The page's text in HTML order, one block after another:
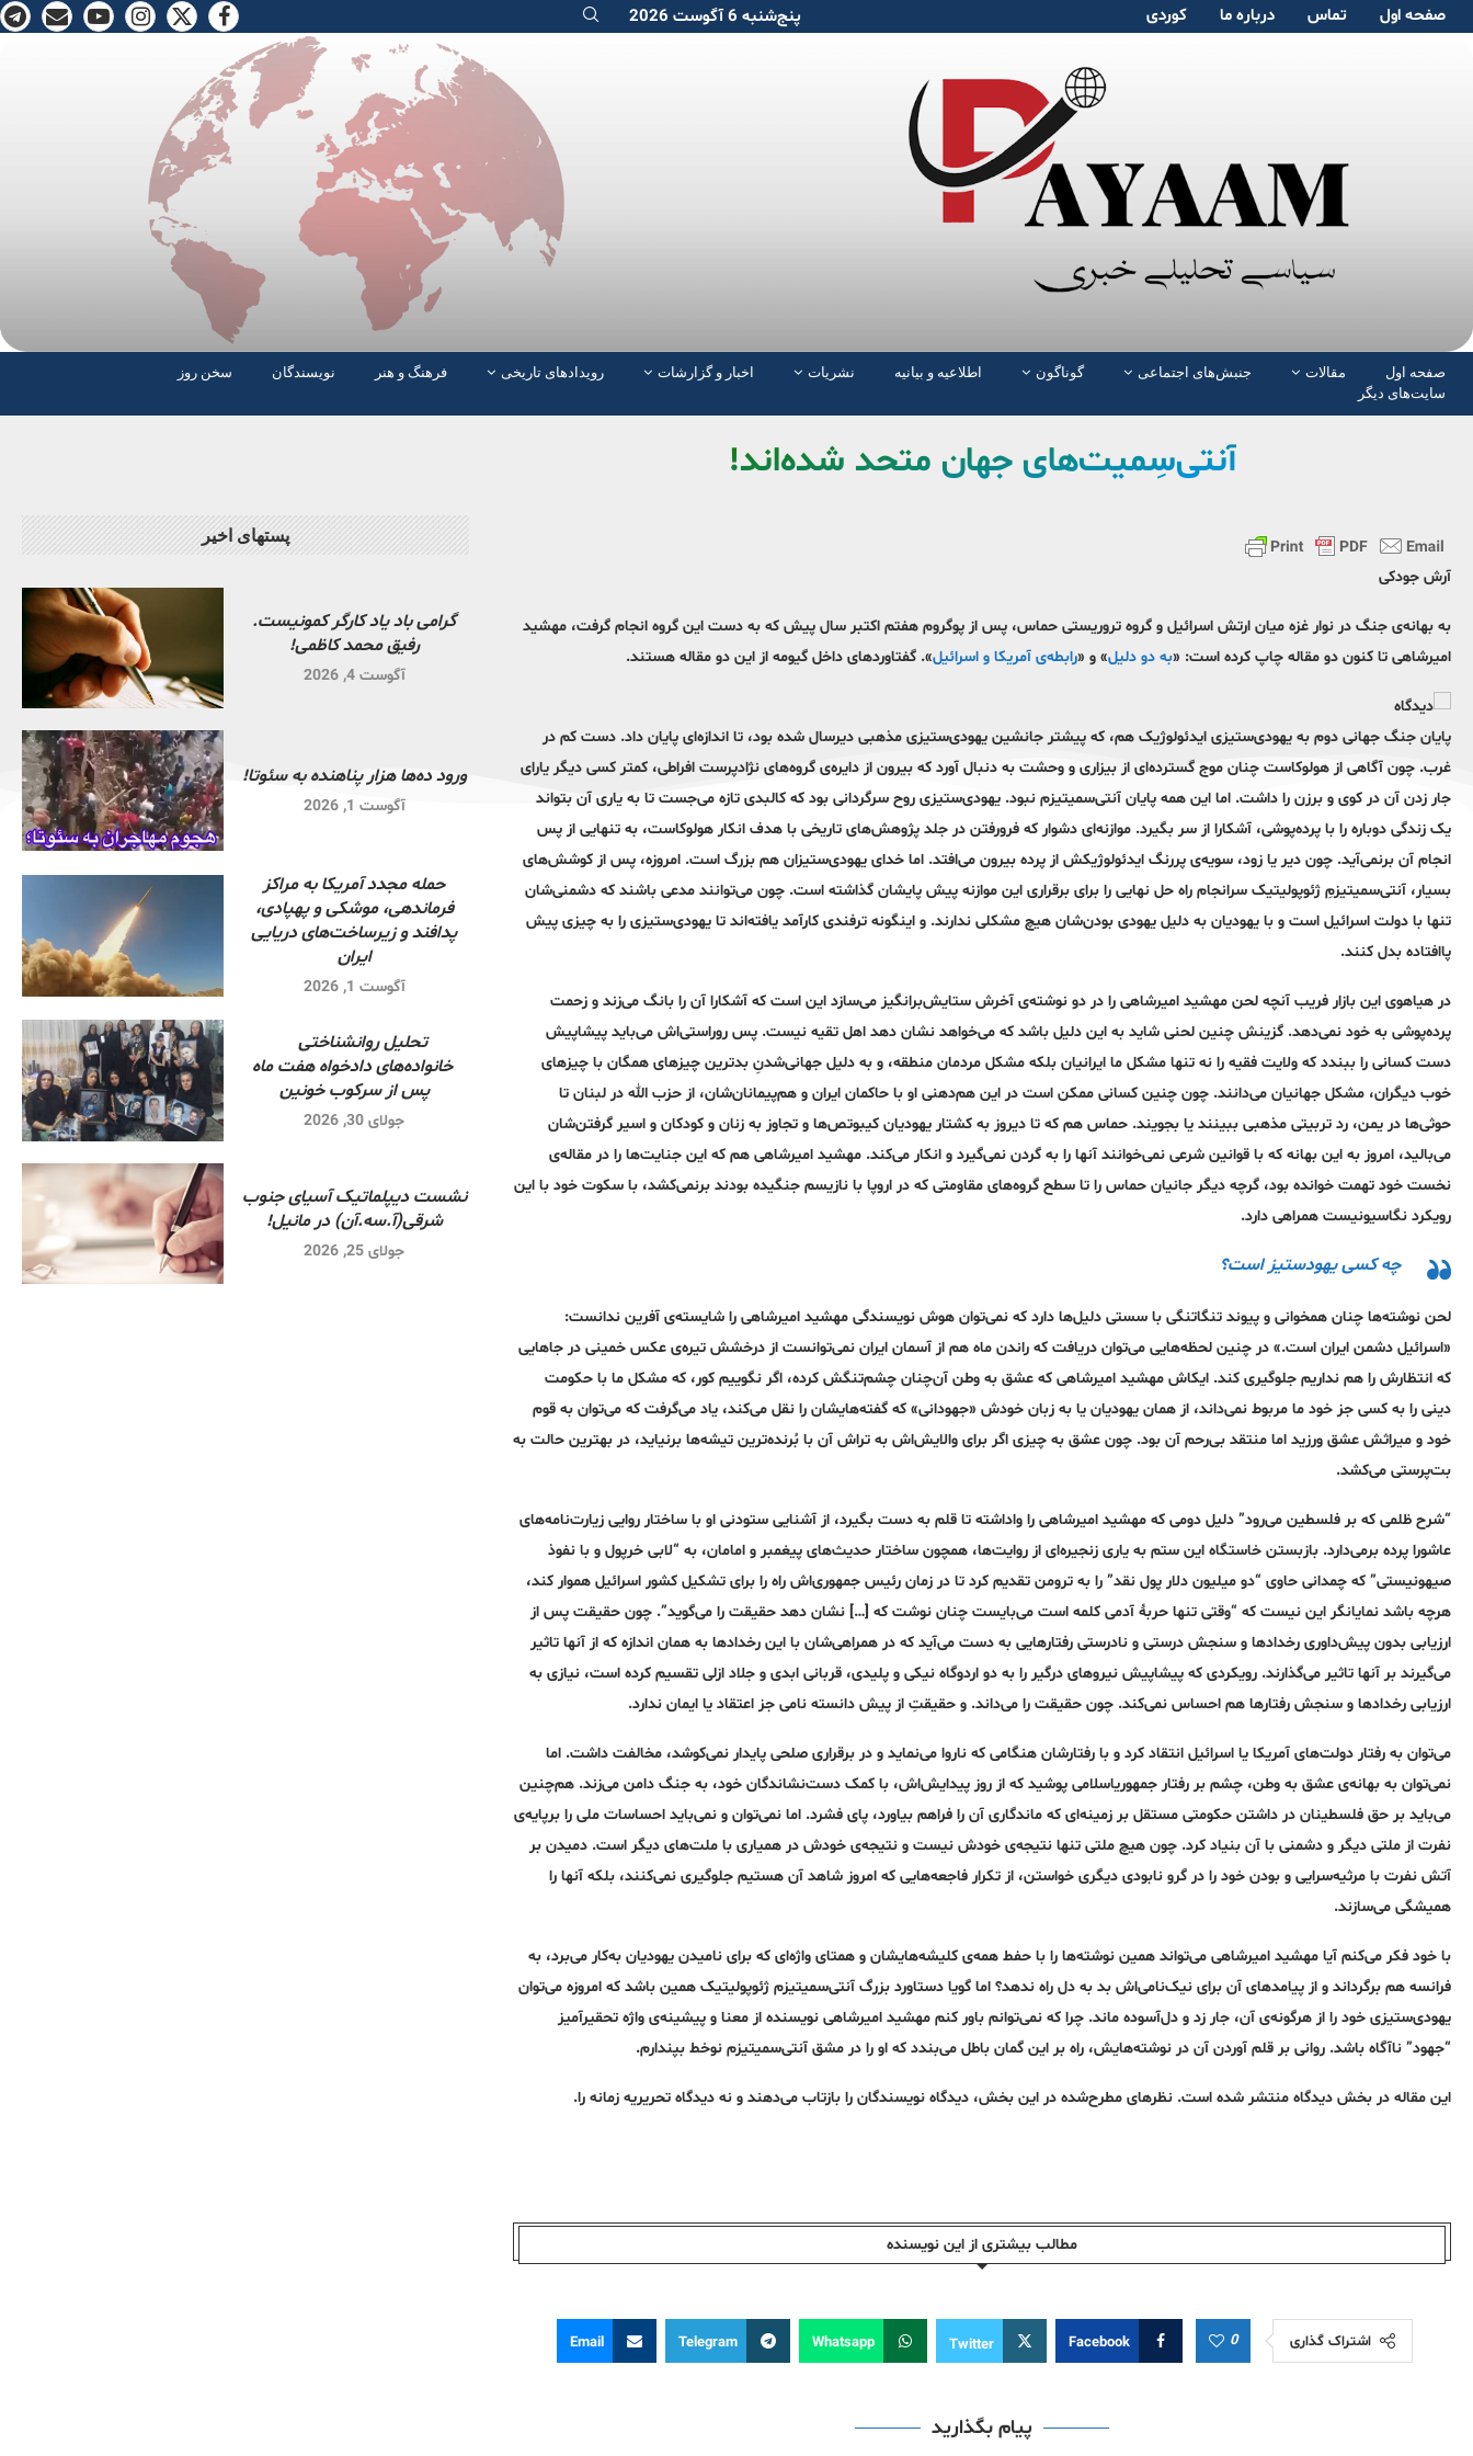
صفحە اول تماس دربارە ما کوردی پنج‌شنبه 6 آگوست 2026
صفحە اول مقالات جنبش‌های اجتماعی گوناگون اطلاعیه و بیانیه نشریات اخبار و گزارشات رویدادهای تاریخی فرهنگ و هنر نویسندگان
سخن روز
سایت‌های دیگر
آنتی‌سِمیت‌های جهان متحد شده‌اند!
آرش جودکی
به بهانه‌ی جنگ در نوار غزه میان ارتش اسرائیل و گروه تروریستی حماس، پس از پوگروم هفتم اکتبر سال پیش که به دست این گروه انجام گرفت، مهشید
امیرشاهی تا کنون دو مقاله چاپ کرده است: «به دو دلیل» و «رابطه‌ی آمریکا و اسرائیل». گفتاوردهای داخل گیومه از این دو مقاله هستند.
پایان جنگ جهانی دوم به یهودی‌ستیزی ایدئولوژیک هم، که پیشتر جانشین یهودی‌ستیزی مذهبی دیرسال شده بود، تا اندازه‌ای پایان داد. دست کم در
غرب. چون آگاهی از هولوکاست چنان موج گسترده‌ای از بیزاری و وحشت به دنبال آورد که بیرون از دایره‌ی گروه‌های نژادپرست افراطی، کمتر کسی دیگر یارای
جار زدن آن در کوی و برزن را داشت. اما این همه پایان آنتی‌سمیتیزم نبود. یهودی‌ستیزی روح سرگردانی بود که کالبدی تازه می‌جست تا به یاری آن بتواند
یک زندگی دوباره را با پرده‌پوشی، آشکارا از سر بگیرد. موازنه‌ای دشوار که فرو‌رفتن در جلد پژوهش‌های تاریخی با هدف انکار هولوکاست، به تنهایی از پس
انجام آن برنمی‌آید. چون دیر یا زود، سویه‌ی پررنگ ایدئولوژیکش از پرده بیرون می‌افتد. اما خدای یهودی‌ستیزان هم بزرگ است. امروزه، پس از کوشش‌های
بسیار، آنتی‌سمیتیزمِ ژئوپولیتیک سرانجام راه حل نهایی را برای برقراری این موازنه پیش پایشان گذاشته است. چون می‌توانند مدعی باشند که دشمنی‌شان
تنها با دولت اسرائیل است و با یهودیان به دلیل یهودی‌ بودن‌شان هیچ مشکلی ندارند. و اینگونه ترفندی کارآمد یافته‌اند تا یهودی‌ستیزی را به چیزی پیش
پا‌افتاده بدل کنند.
در هیاهوی این بازار فریب آنچه لحن مهشید امیرشاهی را در دو نوشته‌ی آخرش ستایش‌برانگیز می‌سازد این است که آشکارا آن را بانگ می‌زند و زحمت
پرده‌پوشی به خود نمی‌دهد. گزینش چنین لحنی شاید به این دلیل باشد که می‌خواهد نشان دهد اهل تقیه نیست. پس روراستی‌اش می‌باید پیشاپیش
دست کسانی را ببندد که ولایت فقیه را نه تنها مشکل ما ایرانیان بلکه مشکل مردمان منطقه، و به دلیل جهانی‌شدنِ بدترین چیزهای همگان با چیزهای
خوب دیگران، مشکل جهانیان می‌دانند. چون چنین کسانی ممکن است در این هم‌دهنی‌ او با حاکمان ایران و هم‌پیمانان‌شان، از حزب الله در لبنان تا
حوثی‌ها در یمن، رد تربیتی مذهبی ببینند یا بجویند. حماس هم که تا دیروز به کشتار یهودیان کیبوتص‌ها و تجاوز به زنان و کودکان و اسیر گرفتن‌شان
می‌بالید، امروز به این بهانه که با قوانین شرعی نمی‌خوانند آنها را به گردن نمی‌گیرد و انکار می‌کند. مهشید امیرشاهی هم که این جنایت‌ها را در مقاله‌ی
نخست خود تهمت خوانده بود، گرچه دیگر جانیان حماس را تا سطح گروه‌های مقاومتی که در اروپا با نازیسم جنگیده بودند برنمی‌کشد، با سکوت خود با این
رویکرد نگاسیونیست همراهی دارد.
چه کسی یهودستیز است؟
لحن نوشته‌ها چنان همخوانی و پیوند تنگاتنگی با سستی دلیل‌ها دارد که نمی‌توان هوش نویسندگی‌ مهشید امیرشاهی را شایسته‌ی آفرین ندانست:
«اسرائیل دشمن ایران است.» در چنین لحظه‌هایی می‌توان دریافت که راندن ماه هم از آسمان ایران نمی‌توانست از درخشش تیره‌ی عکس خمینی در جاهایی
که انتظارش را هم نداریم جلوگیری کند. ایکاش مهشید امیرشاهی که عشق به وطن آن‌چنان چشم‌تنگش کرده، اگر نگوییم کور، که مشکل ما با حکومت
دینی را به کسی جز خود ما مربوط نمی‌داند، از همان یهودیان یا به زبان خودش «جهودانی» که گفته‌هایشان را نقل می‌کند، یاد می‌گرفت که می‌توان به قوم
خود و میراثش عشق ورزید اما منتقد بی‌رحم آن بود. چون عشق به چیزی اگر برای والایش‌اش به تراش آن با بُرنده‌ترین تیشه‌ها برنیاید، در بهترین حالت به
بت‌پرستی می‌کشد.
“شرح ظلمی که بر فلسطین می‌رود” دلیل دومی که مهشید امیرشاهی را واداشته تا قلم به دست بگیرد، از آشنایی ستودنی او با ساختار روایی زیارت‌نامه‌های
عاشورا پرده برمی‌دارد. بازبستن خاستگاه این ستم به یاری زنجیره‌ای از روایت‌ها، همچون ساختار حدیث‌های پیغمبر و امامان، به “لابی خرپول و با نفوذ
صیهونیستی” که چمدانی حاوی “دو میلیون دلار پول نقد” را به ترومن تقدیم کرد تا در زمان رئیس جمهوری‌اش راه را برای تشکیل کشور اسرائیل هموار کند،
هرچه باشد نمایانگر این نیست که “وقتی تنها حربۀ آدمی کلمه است می‌بایست چنان نوشت که […] نشان دهد حقیقت را می‌گوید”. چون حقیقت پس از
ارزیابی بدون پیش‌داوری رخدادها و سنجش درستی و نادرستی رفتارهایی به دست می‌آید که در همراهی‌شان با این رخدادها به همان اندازه که از آنها تاثیر
می‌گیرند بر آنها تاثیر می‌گذارند. رویکردی که پیشاپیش نیروهای درگیر را به دو اردوگاه نیکی و پلیدی، قربانی ابدی و جلاد ازلی تقسیم کرده است، نیازی به
ارزیابی رخدادها و سنجش رفتارها هم احساس نمی‌کند. چون حقیقت را می‌داند. و حقیقتِ از پیش دانسته نامی جز اعتقاد یا ایمان ندارد.
می‌توان به رفتار دولت‌های آمریکا یا اسرائیل انتقاد کرد و با رفتارشان هنگامی که ناروا می‌نماید و در برقراری صلحی پایدار نمی‌کوشد، مخالفت داشت. اما
نمی‌توان به بهانه‌ی عشق به وطن، چشم بر رفتار جمهوریاسلامی پوشید که از روز پیدایش‌اش، با کمک دست‌نشاندگان خود، به جنگ دامن می‌زند. هم‌چنین
می‌باید بر حق فلسطینان در داشتن حکومتی مستقل بر زمینه‌ای که ماندگاری آن را فراهم بیاورد، پای فشرد. اما نمی‌توان و نمی‌باید احساسات ملی را برپایه‌ی
نفرت از ملتی دیگر و دشمنی با آن بنیاد کرد. چون هیچ ملتی تنها نتیجه‌ی خودش نیست و نتیجه‌ی خودش در همیاری با ملت‌های دیگر است. دمیدن بر
آتش نفرت با مرثیه‌سرایی و بودن خود را در گرو نابودی دیگری خواستن، از تکرار فاجعه‌هایی که امروز شاهد آن هستیم جلوگیری نمی‌کنند، بلکه آنها را
همیشگی می‌سازند.
با خود فکر می‌کنم آیا مهشید امیرشاهی می‌تواند همین نوشته‌ها را با حفط همه‌ی کلیشه‌هایشان و همتای واژه‌ای که برای نامیدن یهودیان به‌کار می‌برد، به
فرانسه هم برگرداند و از پیامدهای آن برای نیک‌نامی‌اش بد به دل راه ندهد؟ اما گویا دستاورد بزرگ آنتی‌سمیتیزم ژئوپولیتیک همین باشد که امروزه می‌توان
یهودی‌ستیزی خود را از هرگونه‌‌ی آن، جار زد و دل‌آسوده ماند. چرا که نمی‌توانم باور کنم مهشید امیرشاهی نویسنده از معنا و پیشینه‌ی واژه تحقیر‌آمیز
“جهود” ناآگاه باشد. روانی بر قلم آوردن آن در نوشته‌هایش، راه بر این گمان باطل می‌بندد که او را در مشق آنتی‌سمیتیزم نوخط بپندارم.
این مقاله در بخش دیدگاه منتشر شده است. نظرهای مطرح‌شده در این بخش، دیدگاه نویسندگان را بازتاب می‌دهند و نه دیدگاه تحریریه زمانه را.
مطالب بیشتری از این نویسندە
اشتراک گذاری 0
Facebook
Twitter
Whatsapp
Telegram
Email
پیام بگذارید
پستهای اخیر
گرامی باد یاد کارگر کمونیست.
رفیق محمد کاظمی!
آگوست 4, 2026
ورود ده‌ها هزار پناهنده به سئوتا!
آگوست 1, 2026
حمله مجدد آمریکا به مراکز
فرماندهی، موشکی و پهپادی،
پدافند و زیرساخت‌های دریایی
ایران
آگوست 1, 2026
تحلیل روانشناختی
خانواده‌های دادخواه هفت ماه
پس از سرکوب خونین
جولای 30, 2026
نشست دیپلماتیک آسیای جنوب
شرقی‌(آ.سه.آن) در مانیل!
جولای 25, 2026